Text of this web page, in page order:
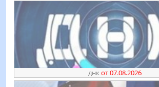
днк от 07.08.2026